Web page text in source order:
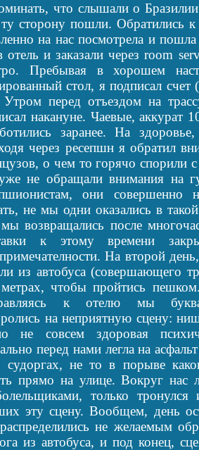
что слышали о
сторону пошли. Обратились к
на нас посмотрела и
и заказали через room
Пребывая в хорошем
стол, я подписал
перед отъездом на
накануне. Чаевые,
заранее. На
через ресепшн я обратил
о чем то горячо спорили
не обращали внимания на
они совершенно
не мы одни оказались в
возвращались после
к этому времени
На второй
из автобуса (совершающего
чтобы пройтись пешком.
к отелю мы
на неприятную сцену:
не совсем здоровая
перед нами легла на
судоргах, не то в порыве
прямо на улице. Вокруг нас
только
эту сцену. Вообщем, день
не желаемым
из автобуса, и под конец,